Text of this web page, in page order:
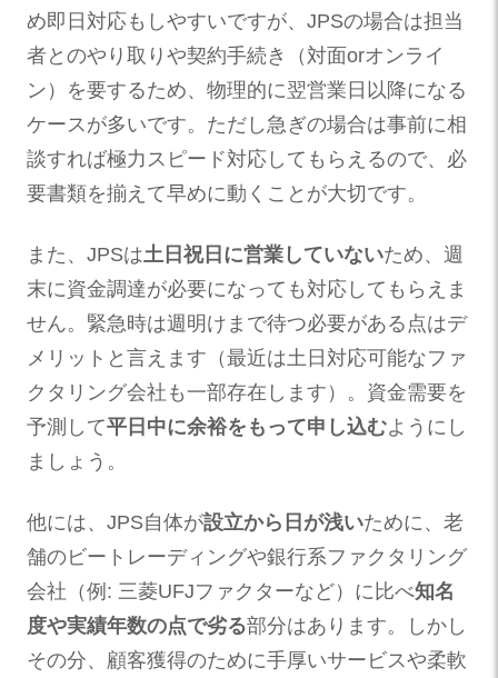
め即日対応もしやすいですが、JPSの場合は担当
者とのやり取りや契約手続き（対面orオンライ
ン）を要するため、物理的に翌営業日以降になる
ケースが多いです。ただし急ぎの場合は事前に相
談すれば極力スピード対応してもらえるので、必
要書類を揃えて早めに動くことが大切です。
また、JPSは土日祝日に営業していないため、週
末に資金調達が必要になっても対応してもらえま
せん。緊急時は週明けまで待つ必要がある点はデ
メリットと言えます（最近は土日対応可能なファ
クタリング会社も一部存在します）。資金需要を
予測して平日中に余裕をもって申し込むようにし
ましょう。
他には、JPS自体が設立から日が浅いために、老
舗のビートレーディングや銀行系ファクタリング
会社（例: 三菱UFJファクターなど）に比べ知名
度や実績年数の点で劣る部分はあります。しかし
その分、顧客獲得のために手厚いサービスや柔軟